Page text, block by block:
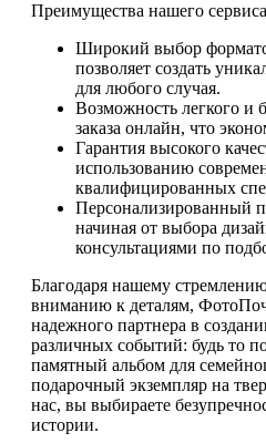
Преимущества нашего
Широкий выбор
позволяет создать
для любого случая.
Возможность легкого и
заказа онлайн, что
Гарантия высокого
использованию
квалифицированных
Персонализированный
начиная от выбора
консультациями по
Благодаря нашему
вниманию к деталям,
надежного партнера в
различных событий: будь то
памятный альбом для
подарочный экземпляр на
нас, вы выбираете
истории.